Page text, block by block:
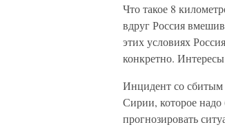
Что такое 8
вдруг Россия
этих условиях
конкретно.
Инцидент со сбитым
Сирии, которое надо
прогнозировать